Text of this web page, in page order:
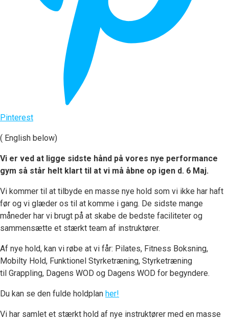
Pinterest
( English below)
Vi er ved at ligge sidste hånd på vores nye performance
gym så står helt klart til at vi må åbne op igen d. 6 Maj.
Vi kommer til at tilbyde en masse nye hold som vi ikke har haft
før og vi glæder os til at komme i gang. De sidste mange
måneder har vi brugt på at skabe de bedste faciliteter og
sammensætte et stærkt team af instruktører.
Af nye hold, kan vi røbe at vi får: Pilates, Fitness Boksning,
Mobilty Hold, Funktionel Styrketræning, Styrketræning
til Grappling, Dagens WOD og Dagens WOD for begyndere.
Du kan se den fulde holdplan her!
Vi har samlet et stærkt hold af nye instruktører med en masse